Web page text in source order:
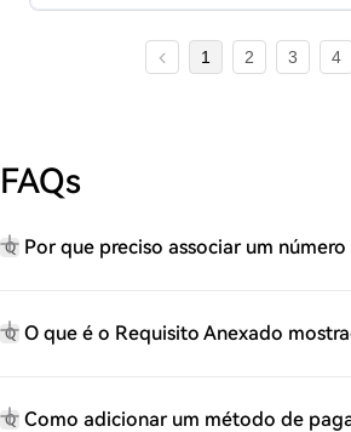
1 2 3 4
FAQs
Q Por que preciso associar um
Q O que é o Requisito Anexado
Q Como adicionar um método de